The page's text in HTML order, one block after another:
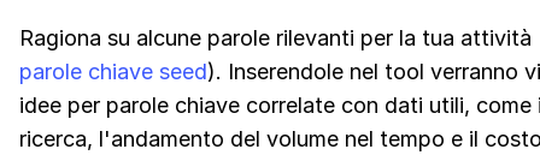
Ragiona su alcune parole rilevanti per la tua attività
parole chiave seed). Inserendole nel tool verranno
idee per parole chiave correlate con dati utili, come
ricerca, l'andamento del volume nel tempo e il